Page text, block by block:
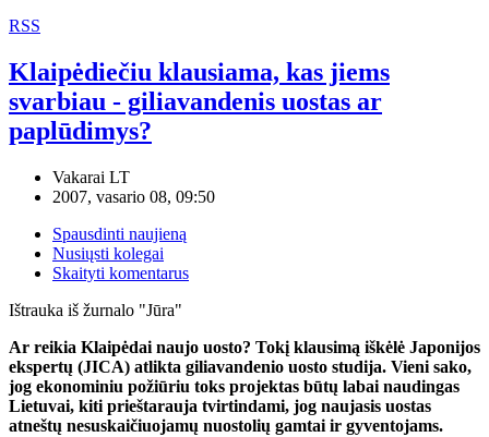
RSS
Klaipėdiečiu klausiama, kas jiems
svarbiau - giliavandenis uostas ar
paplūdimys?
Vakarai LT
2007, vasario 08, 09:50
Spausdinti naujieną
Nusiųsti kolegai
Skaityti komentarus
Ištrauka iš žurnalo "Jūra"
Ar reikia Klaipėdai naujo uosto? Tokį klausimą iškėlė Japonijos
ekspertų (JICA) atlikta giliavandenio uosto studija. Vieni sako,
jog ekonominiu požiūriu toks projektas būtų labai naudingas
Lietuvai, kiti prieštarauja tvirtindami, jog naujasis uostas
atneštų nesuskaičiuojamų nuostolių gamtai ir gyventojams.